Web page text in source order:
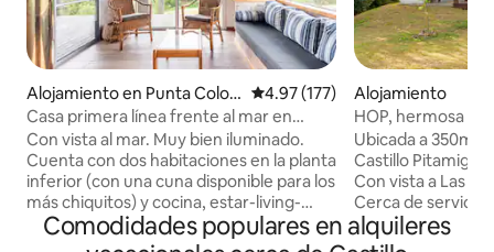
Alojamiento en Punta Color
ada
Calificación promedio: 4.97 de
4.97 (177)
Casa primera línea frente al mar en
Punta Colorada
Con vista al mar. Muy bien iluminado.
Cuenta con dos habitaciones en la planta
inferior (con una cuna disponible para los
más chiquitos) y cocina, estar-living-
comedor y terraza con parrillero en la
parte superior. Cuenta con aire
Alojamiento
HOP, hermosa
mar!!!
Ubicada a 350m
Castillo
Con vista a Las
Cerca de servicios varios.
completo de
Conexión wifi
Comodidades populares en alquileres